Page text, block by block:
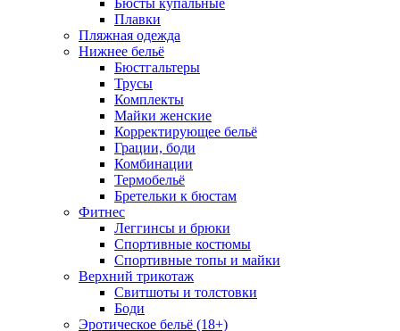
Бюсты купальные
Плавки
Пляжная одежда
Нижнее бельё
Бюстгальтеры
Трусы
Комплекты
Майки женские
Корректирующее бельё
Грации, боди
Комбинации
Термобельё
Бретельки к бюстам
Фитнес
Леггинсы и брюки
Спортивные костюмы
Спортивные топы и майки
Верхний трикотаж
Свитшоты и толстовки
Боди
Эротическое бельё (18+)